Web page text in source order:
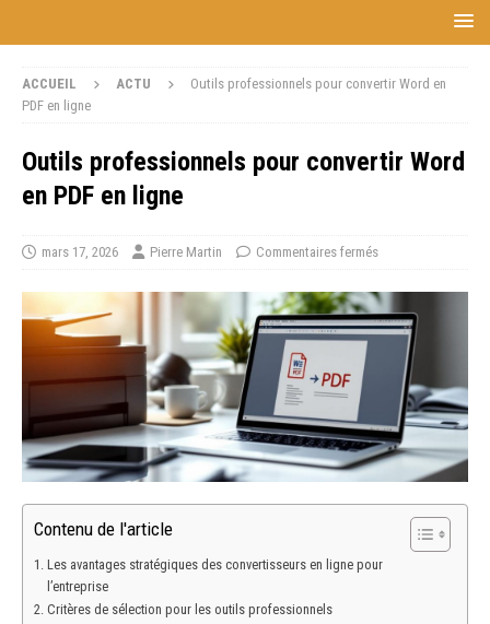
ACCUEIL ACTU
Outils professionnels pour convertir Word en
PDF en ligne
Outils professionnels pour convertir Word
en PDF en ligne
mars 17, 2026 Pierre Martin Commentaires fermés
Contenu de l'article
Les avantages stratégiques des convertisseurs en ligne pour
l’entreprise
Critères de sélection pour les outils professionnels